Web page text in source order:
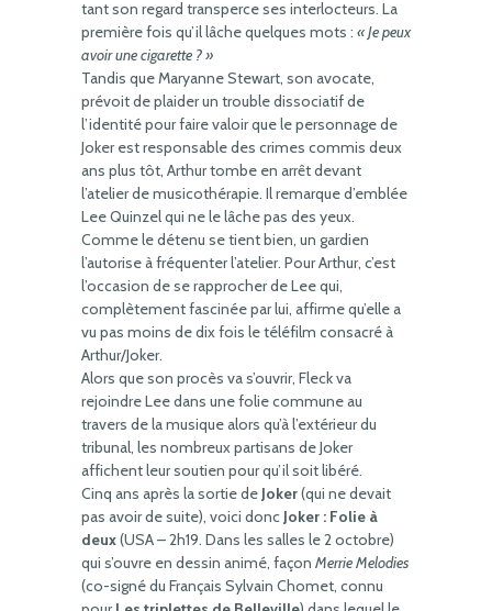
tant son regard transperce ses interlocteurs. La
première fois qu’il lâche quelques mots : « Je peux
avoir une cigarette ? »
Tandis que Maryanne Stewart, son avocate,
prévoit de plaider un trouble dissociatif de
l’identité pour faire valoir que le personnage de
Joker est responsable des crimes commis deux
ans plus tôt, Arthur tombe en arrêt devant
l’atelier de musicothérapie. Il remarque d’emblée
Lee Quinzel qui ne le lâche pas des yeux.
Comme le détenu se tient bien, un gardien
l’autorise à fréquenter l’atelier. Pour Arthur, c’est
l’occasion de se rapprocher de Lee qui,
complètement fascinée par lui, affirme qu’elle a
vu pas moins de dix fois le téléfilm consacré à
Arthur/Joker.
Alors que son procès va s’ouvrir, Fleck va
rejoindre Lee dans une folie commune au
travers de la musique alors qu’à l’extérieur du
tribunal, les nombreux partisans de Joker
affichent leur soutien pour qu’il soit libéré.
Cinq ans après la sortie de Joker(qui ne devait
pas avoir de suite), voici donc Joker : Folie à
deux(USA – 2h19. Dans les salles le 2 octobre)
qui s’ouvre en dessin animé, façon Merrie Melodies
(co-signé du Français Sylvain Chomet, connu